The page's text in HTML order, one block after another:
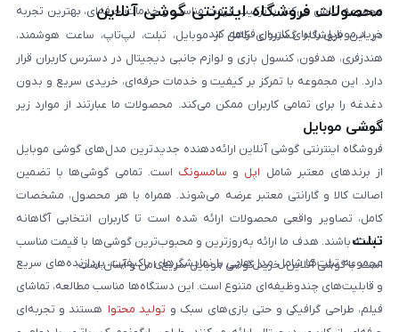
مجموعه تلاش می‌کند با ترکیب قیمت مناسب و خدمات حرفه‌ای، بهترین تجربه
خرید موبایل را برای کاربران فراهم کند.
محصولات فروشگاه اینترنتی گوشی آنلاین
در این فروشگاه گستره‌ای کامل از موبایل، تبلت، لپ‌تاپ، ساعت هوشمند،
هندزفری، هدفون، کنسول بازی و لوازم جانبی دیجیتال در دسترس کاربران قرار
دارد. این مجموعه با تمرکز بر کیفیت و خدمات حرفه‌ای، خریدی سریع و بدون
دغدغه را برای تمامی کاربران ممکن می‌کند. محصولات ما عبارتند از موارد زیر
است:
گوشی موبایل
فروشگاه اینترنتی گوشی آنلاین ارائه‌دهنده جدیدترین مدل‌های گوشی موبایل
از برندهای معتبر شامل اپل و سامسونگ است. تمامی گوشی‌ها با تضمین
اصالت کالا و گارانتی معتبر عرضه می‌شوند. همراه با هر محصول، مشخصات
کامل، تصاویر واقعی محصولات ارائه شده است تا کاربران انتخابی آگاهانه
داشته باشند. هدف ما ارائه به‌روزترین و محبوب‌ترین گوشی‌ها با قیمت مناسب
است. با گوشی آنلاین، خرید گوشی موبایل سریع، امن و آسان است.
تبلت
مجموعه تبلت‌ها شامل مدل‌هایی با نمایشگرهای باکیفیت، پردازنده‌های سریع
و قابلیت‌های چندوظیفه‌ای متنوع است. این دستگاه‌ها مناسب مطالعه، تماشای
فیلم، طراحی گرافیکی و حتی بازی‌های سبک و تولید محتوا هستند و تجربه‌ای